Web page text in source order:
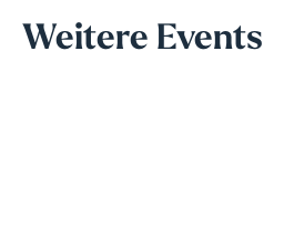
Weitere Events